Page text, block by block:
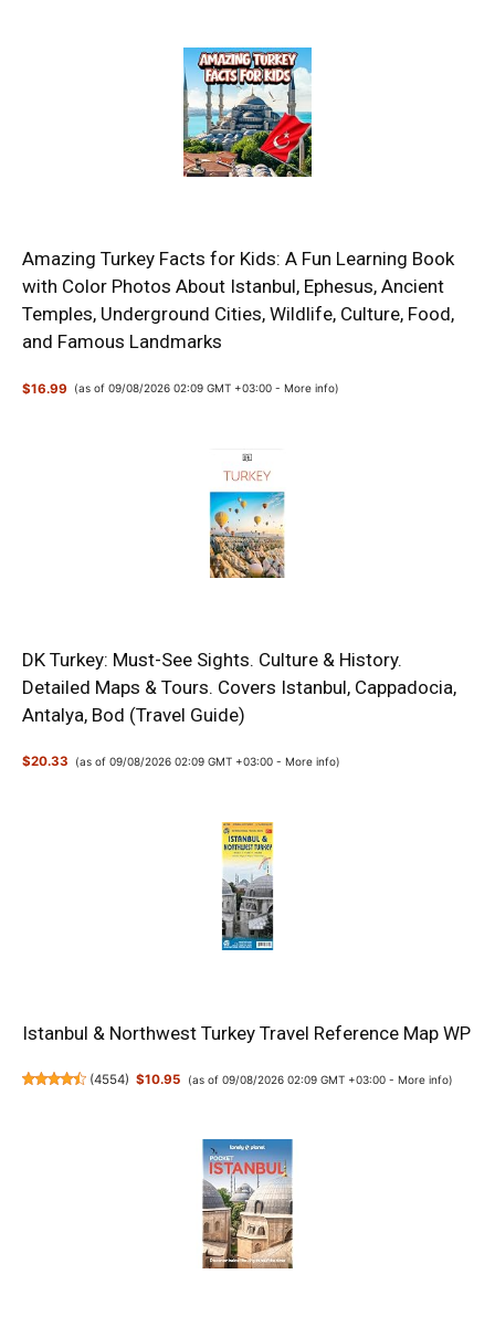
Amazing Turkey Facts for Kids: A Fun Learning Book
with Color Photos About Istanbul, Ephesus, Ancient
Temples, Underground Cities, Wildlife, Culture, Food,
and Famous Landmarks
$16.99 (as of 09/08/2026 02:09 GMT +03:00 - More info)
DK Turkey: Must-See Sights. Culture & History.
Detailed Maps & Tours. Covers Istanbul, Cappadocia,
Antalya, Bod (Travel Guide)
$20.33 (as of 09/08/2026 02:09 GMT +03:00 -More info)
Istanbul & Northwest Turkey Travel Reference Map WP
(4554) $10.95 (as of 09/08/2026 02:09 GMT +03:00 - More info)